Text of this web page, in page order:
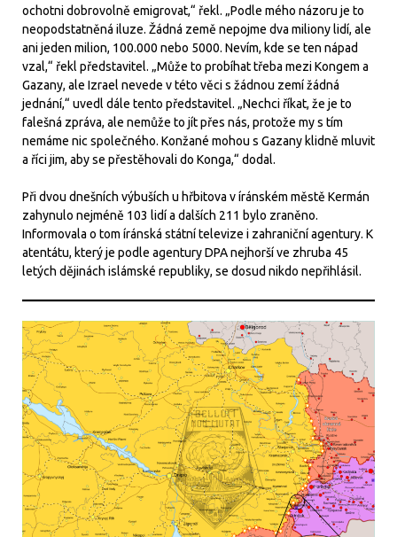
ochotni dobrovolně emigrovat,“ řekl. „Podle mého názoru je to
neopodstatněná iluze. Žádná země nepojme dva miliony lidí, ale
ani jeden milion, 100.000 nebo 5000. Nevím, kde se ten nápad
vzal,“ řekl představitel. „Může to probíhat třeba mezi Kongem a
Gazany, ale Izrael nevede v této věci s žádnou zemí žádná
jednání,“ uvedl dále tento představitel. „Nechci říkat, že je to
falešná zpráva, ale nemůže to jít přes nás, protože my s tím
nemáme nic společného. Konžané mohou s Gazany klidně mluvit
a říci jim, aby se přestěhovali do Konga,“ dodal.
Při dvou dnešních výbuších u hřbitova v íránském městě Kermán
zahynulo nejméně 103 lidí a dalších 211 bylo zraněno.
Informovala o tom íránská státní televize i zahraniční agentury. K
atentátu, který je podle agentury DPA nejhorší ve zhruba 45
letých dějinách islámské republiky, se dosud nikdo nepřihlásil.